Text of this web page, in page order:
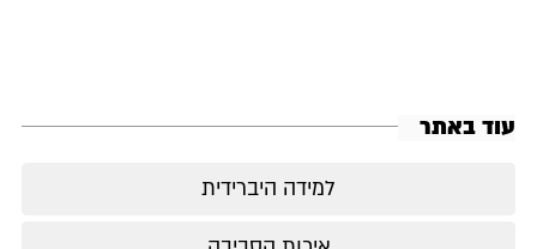
עוד באתר
למידה היברידית